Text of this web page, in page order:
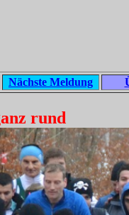
Nächste Meldung
rund